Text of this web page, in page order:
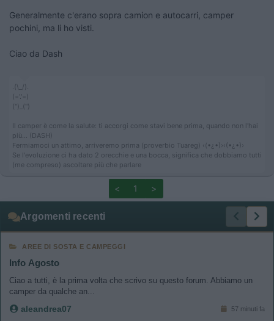
Generalmente c'erano sopra camion e autocarri, camper
pochini, ma li ho visti.
Ciao da Dash
.(\_/).
(='.'=)
('')_('')
Il camper è come la salute: ti accorgi come stavi bene prima, quando non l'hai
più... (DASH)
Fermiamoci un attimo, arriveremo prima (proverbio Tuareg) ‹(•¿•)›‹(•¿•)›
Se l'evoluzione ci ha dato 2 orecchie e una bocca, significa che dobbiamo tutti
(me compreso) ascoltare più che parlare
< 1 >
Argomenti recenti
AREE DI SOSTA E CAMPEGGI
Info Agosto
Ciao a tutti, è la prima volta che scrivo su questo forum. Abbiamo un
camper da qualche an...
aleandrea07 57 minuti fa